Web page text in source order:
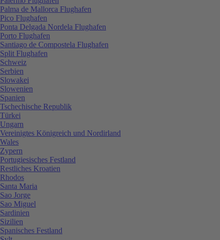
Palma de Mallorca Flughafen
Pico Flughafen
Ponta Delgada Nordela Flughafen
Porto Flughafen
Santiago de Compostela Flughafen
Split Flughafen
Schweiz
Serbien
Slowakei
Slowenien
Spanien
Tschechische Republik
Türkei
Ungarn
Vereinigtes Königreich und Nordirland
Wales
Zypern
Portugiesisches Festland
Restliches Kroatien
Rhodos
Santa Maria
Sao Jorge
Sao Miguel
Sardinien
Sizilien
Spanisches Festland